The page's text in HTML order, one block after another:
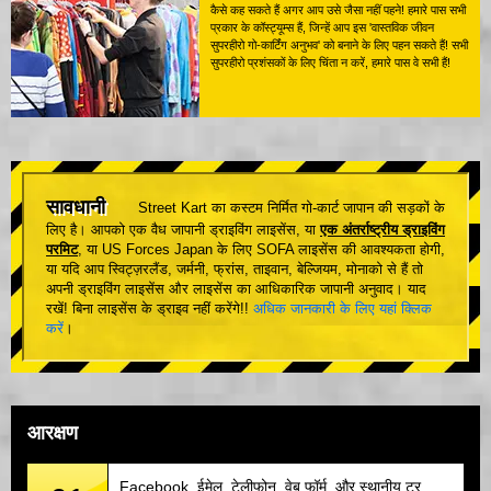
कैसे कह सकते हैं अगर आप उसे जैसा नहीं पहने! हमारे पास सभी
प्रकार के कॉस्ट्यूम्स हैं, जिन्हें आप इस 'वास्तविक जीवन
सुपरहीरो गो-कार्टिंग अनुभव' को बनाने के लिए पहन सकते हैं! सभी
सुपरहीरो प्रशंसकों के लिए चिंता न करें, हमारे पास वे सभी हैं!
सावधानी
Street Kart का कस्टम निर्मित गो-कार्ट जापान की सड़कों के
लिए है। आपको एक वैध जापानी ड्राइविंग लाइसेंस, याएक अंतर्राष्ट्रीय ड्राइविंग
परमिट, या US Forces Japan के लिए SOFA लाइसेंस की आवश्यकता होगी,
या यदि आप स्विट्ज़रलैंड, जर्मनी, फ्रांस, ताइवान, बेल्जियम, मोनाको से हैं तो
अपनी ड्राइविंग लाइसेंस और लाइसेंस का आधिकारिक जापानी अनुवाद। याद
रखें! बिना लाइसेंस के ड्राइव नहीं करेंगे!! अधिक जानकारी के लिए यहां क्लिक
करें ।
आरक्षण
Facebook, ईमेल, टेलीफोन, वेब फॉर्म, और स्थानीय टूर